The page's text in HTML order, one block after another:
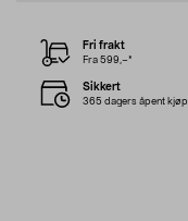
Fri frakt
Fra 599,–*
Sikkert
365 dagers åpent kjøp